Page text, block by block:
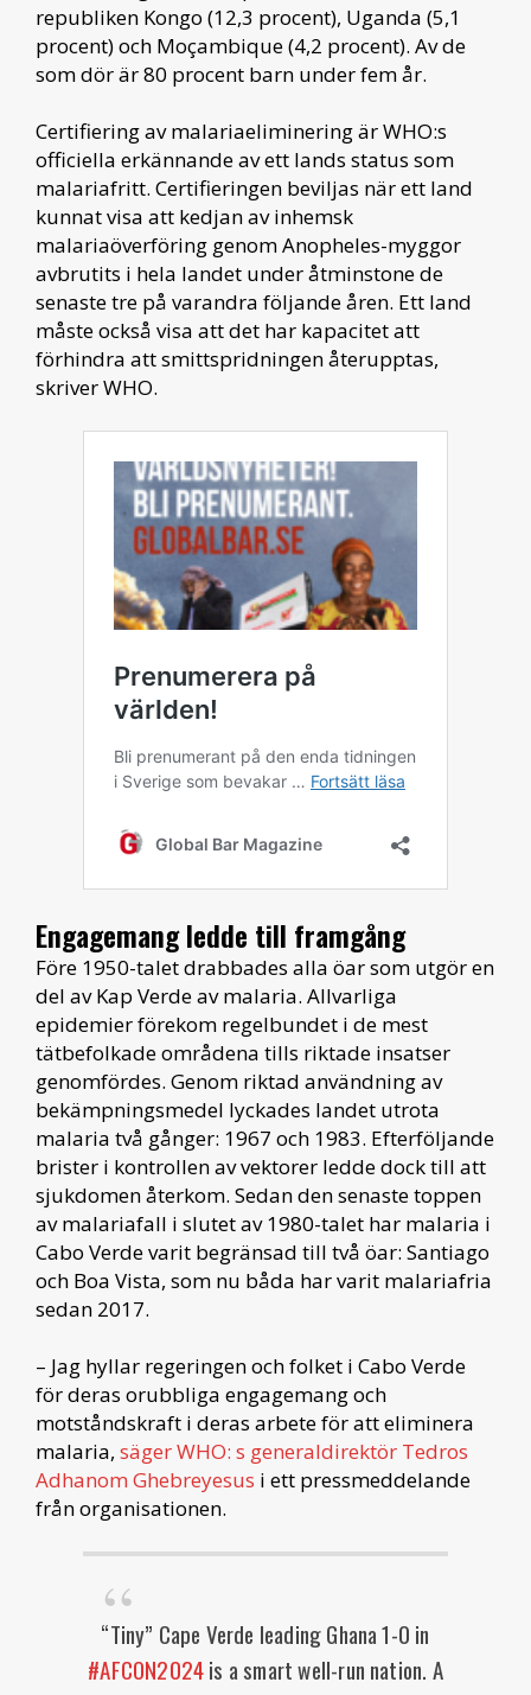
republiken Kongo (12,3 procent), Uganda (5,1
procent) och Moçambique (4,2 procent). Av de
som dör är 80 procent barn under fem år.
Certifiering av malariaeliminering är WHO:s
officiella erkännande av ett lands status som
malariafritt. Certifieringen beviljas när ett land
kunnat visa att kedjan av inhemsk
malariaöverföring genom Anopheles-myggor
avbrutits i hela landet under åtminstone de
senaste tre på varandra följande åren. Ett land
måste också visa att det har kapacitet att
förhindra att smittspridningen återupptas,
skriver WHO.
Engagemang ledde till framgång
Före 1950-talet drabbades alla öar som utgör en
del av Kap Verde av malaria. Allvarliga
epidemier förekom regelbundet i de mest
tätbefolkade områdena tills riktade insatser
genomfördes. Genom riktad användning av
bekämpningsmedel lyckades landet utrota
malaria två gånger: 1967 och 1983. Efterföljande
brister i kontrollen av vektorer ledde dock till att
sjukdomen återkom. Sedan den senaste toppen
av malariafall i slutet av 1980-talet har malaria i
Cabo Verde varit begränsad till två öar: Santiago
och Boa Vista, som nu båda har varit malariafria
sedan 2017.
– Jag hyllar regeringen och folket i Cabo Verde
för deras orubbliga engagemang och
motståndskraft i deras arbete för att eliminera
malaria, säger WHO: s generaldirektör Tedros
Adhanom Ghebreyesus i ett pressmeddelande
från organisationen.
“Tiny” Cape Verde leading Ghana 1-0 in
#AFCON2024is a smart well-run nation. A